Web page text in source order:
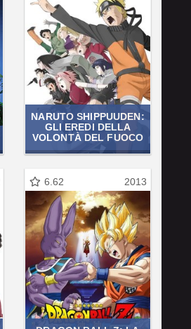
NARUTO SHIPPUUDEN:
GLI EREDI DELLA
VOLONTÀ DEL FUOCO
6.62 2013